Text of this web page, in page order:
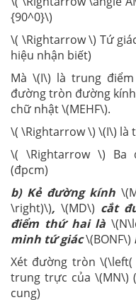
{90^0}\)
\( \Rightarrow \) Tứ
hiệu nhận biết)
Mà \(I\) là trung
đường tròn đường
chữ nhật \(MEHF\).
\( \Rightarrow \) \(I\) là
\( \Rightarrow \) Ba
(đpcm)
b) Kẻ đường kính
\right)\), \(MD\) cắt
điểm thứ hai là
minh tứ giác\(BONF\)
Xét đường tròn
trung trực của \(MN\)
cung)